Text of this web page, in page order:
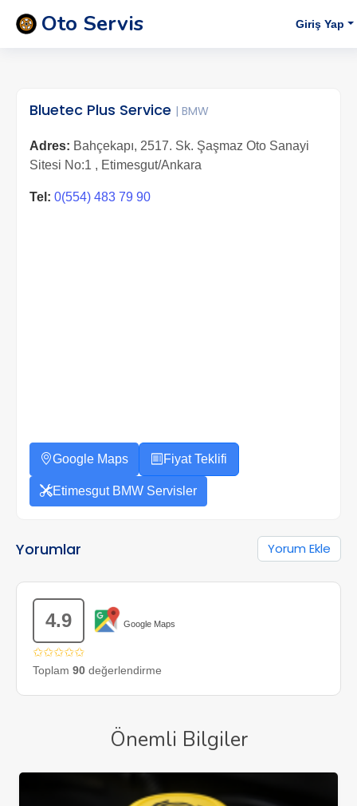
Oto Servis Giriş Yap
Bluetec Plus Service | BMW
Adres: Bahçekapı, 2517. Sk. Şaşmaz Oto Sanayi
Sitesi No:1 , Etimesgut/Ankara
Tel: 0(554) 483 79 90
Google Maps Fiyat Teklifi
Etimesgut BMW Servisler
Yorumlar Yorum Ekle
4.9 Google Maps
✩✩✩✩✩
Toplam 90 değerlendirme
Önemli Bilgiler